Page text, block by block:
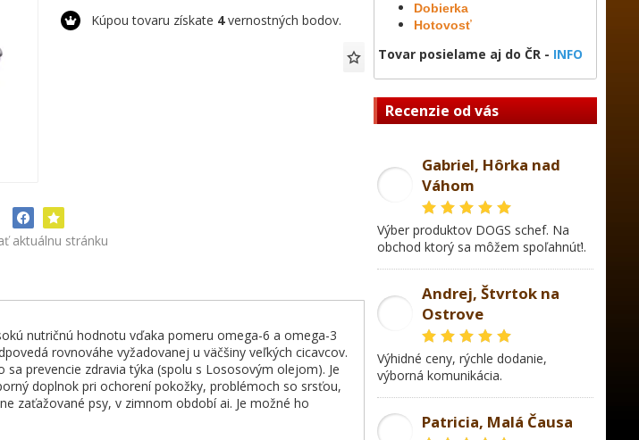
Dobierka
Hotovosť
Tovar posielame aj do ČR - INFO
Recenzie od vás
Gabriel, Hôrka nad
Váhom
Výber produktov DOGS schef. Na
obchod ktorý sa môžem spoľahnúť!.
Andrej, Štvrtok na
Ostrove
Výhidné ceny, rýchle dodanie,
výborná komunikácia.
Patricia, Malá Čausa
Kúpou tovaru získate 4vernostných bodov.
aktuálnu stránku
nutričnú hodnotu vďaka pomeru omega-6 a omega-3
rovnováhe vyžadovanej u väčšiny veľkých cicavcov.
prevencie zdravia týka (spolu s Lososovým olejom). Je
doplnok pri ochorení pokožky, problémoch so srsťou,
zaťažované psy, v zimnom období ai. Je možné ho